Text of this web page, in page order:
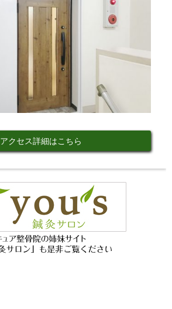
アクセス詳細はこちら